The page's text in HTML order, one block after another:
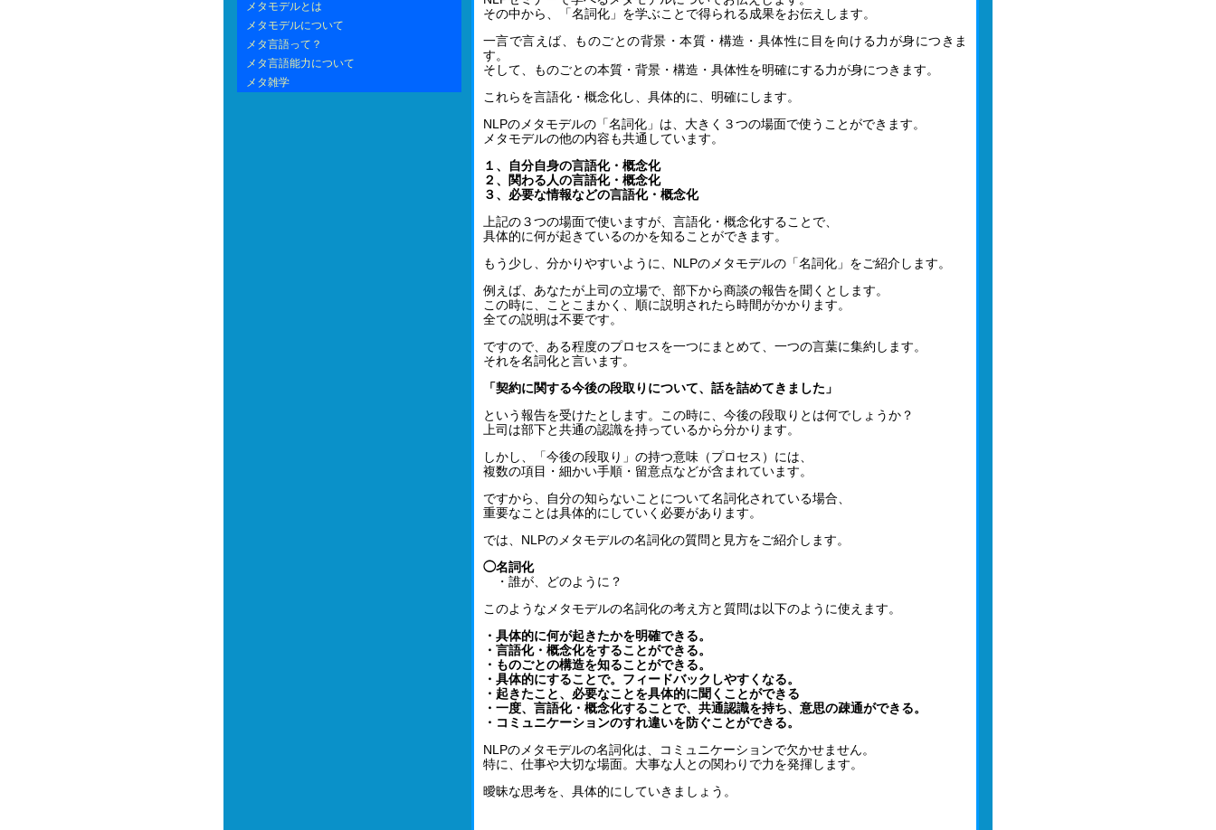
その中から、「名詞化」を学ぶことで得られる成果をお伝えします。
一言で言えば、ものごとの背景・本質・構造・具体性に目を向ける力が身につきま
す。
そして、ものごとの本質・背景・構造・具体性を明確にする力が身につきます。
これらを言語化・概念化し、具体的に、明確にします。
NLPのメタモデルの「名詞化」は、大きく３つの場面で使うことができます。
メタモデルの他の内容も共通しています。
１、自分自身の言語化・概念化
２、関わる人の言語化・概念化
３、必要な情報などの言語化・概念化
上記の３つの場面で使いますが、言語化・概念化することで、
具体的に何が起きているのかを知ることができます。
もう少し、分かりやすいように、NLPのメタモデルの「名詞化」をご紹介します。
例えば、あなたが上司の立場で、部下から商談の報告を聞くとします。
この時に、ことこまかく、順に説明されたら時間がかかります。
全ての説明は不要です。
ですので、ある程度のプロセスを一つにまとめて、一つの言葉に集約します。
それを名詞化と言います。
「契約に関する今後の段取りについて、話を詰めてきました」
という報告を受けたとします。この時に、今後の段取りとは何でしょうか？
上司は部下と共通の認識を持っているから分かります。
しかし、「今後の段取り」の持つ意味（プロセス）には、
複数の項目・細かい手順・留意点などが含まれています。
ですから、自分の知らないことについて名詞化されている場合、
重要なことは具体的にしていく必要があります。
では、NLPのメタモデルの名詞化の質問と見方をご紹介します。
◯名詞化
・誰が、どのように？
このようなメタモデルの名詞化の考え方と質問は以下のように使えます。
・具体的に何が起きたかを明確できる。
・言語化・概念化をすることができる。
・ものごとの構造を知ることができる。
・具体的にすることで。フィードバックしやすくなる。
・起きたこと、必要なことを具体的に聞くことができる
・一度、言語化・概念化することで、共通認識を持ち、意思の疎通ができる。
・コミュニケーションのすれ違いを防ぐことができる。
NLPのメタモデルの名詞化は、コミュニケーションで欠かせません。
特に、仕事や大切な場面。大事な人との関わりで力を発揮します。
曖昧な思考を、具体的にしていきましょう。
メタモデルとは
メタモデルについて
メタ言語って？
メタ言語能力について
メタ雑学